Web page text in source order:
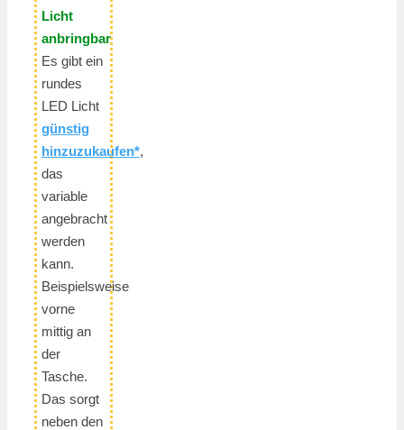
Licht
anbringbar
Es gibt ein
rundes
LED Licht
günstig
hinzuzukaufen*,
das
variable
angebracht
werden
kann.
Beispielsweise
vorne
mittig an
der
Tasche.
Das sorgt
neben den